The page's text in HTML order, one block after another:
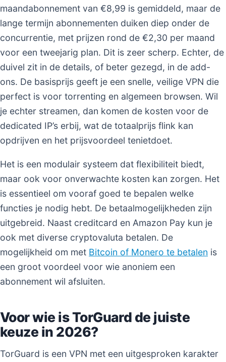
maandabonnement van €8,99 is gemiddeld, maar de
lange termijn abonnementen duiken diep onder de
concurrentie, met prijzen rond de €2,30 per maand
voor een tweejarig plan. Dit is zeer scherp. Echter, de
duivel zit in de details, of beter gezegd, in de add-
ons. De basisprijs geeft je een snelle, veilige VPN die
perfect is voor torrenting en algemeen browsen. Wil
je echter streamen, dan komen de kosten voor de
dedicated IP’s erbij, wat de totaalprijs flink kan
opdrijven en het prijsvoordeel tenietdoet.
Het is een modulair systeem dat flexibiliteit biedt,
maar ook voor onverwachte kosten kan zorgen. Het
is essentieel om vooraf goed te bepalen welke
functies je nodig hebt. De betaalmogelijkheden zijn
uitgebreid. Naast creditcard en Amazon Pay kun je
ook met diverse cryptovaluta betalen. De
mogelijkheid om met Bitcoin of Monero te betalen is
een groot voordeel voor wie anoniem een
abonnement wil afsluiten.
Voor wie is TorGuard de juiste
keuze in 2026?
TorGuard is een VPN met een uitgesproken karakter